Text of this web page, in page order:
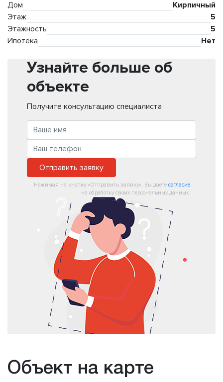
Дом
Кирпичный
Этаж
5
Этажность
5
Ипотека
Нет
Узнайте больше об
объекте
Получите консультацию специалиста
Отправить заявку
Нажимая на кнопку «Отправить заявку», Вы даете согласие
на обработку своих персональных данных.
Объект на карте